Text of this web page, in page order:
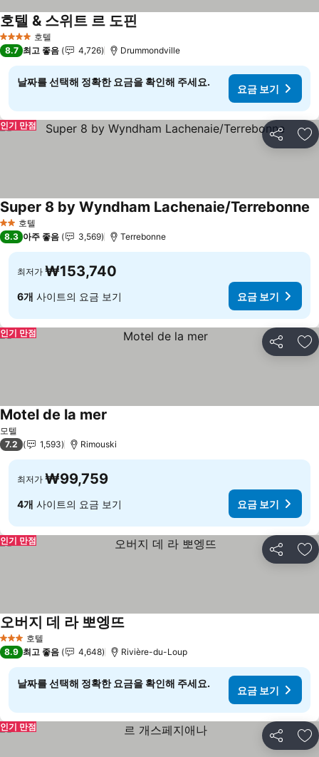
4 성급 호텔
호텔 & 스위트 르 도핀
8.7 최고 좋음 4,726 Drummondville
날짜를 선택해 정확한 요금을 확인해 주세요.
요금 보기
공유 즐
인기 만점
2 성급호텔
Super 8 by Wyndham Lachenaie/Terrebonne
8.3 아주 좋음 3,569 Terrebonne
최저가 ₩153,740
6개 사이트의 요금 보기 요금 보기
공유 즐
인기 만점
모텔
Motel de la mer
7.2 1,593 Rimouski
최저가 ₩99,759
4개 사이트의 요금 보기 요금 보기
공유 즐
인기 만점
3 성급 호텔
오버지 데 라 뽀엥뜨
8.9 최고 좋음 4,648 Rivière-du-Loup
날짜를 선택해 정확한 요금을 확인해 주세요.
요금 보기
공유 즐
인기 만점